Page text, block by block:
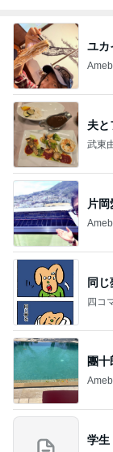
ユカ
夫と
武東
片
同じ
四コ
團十
学生